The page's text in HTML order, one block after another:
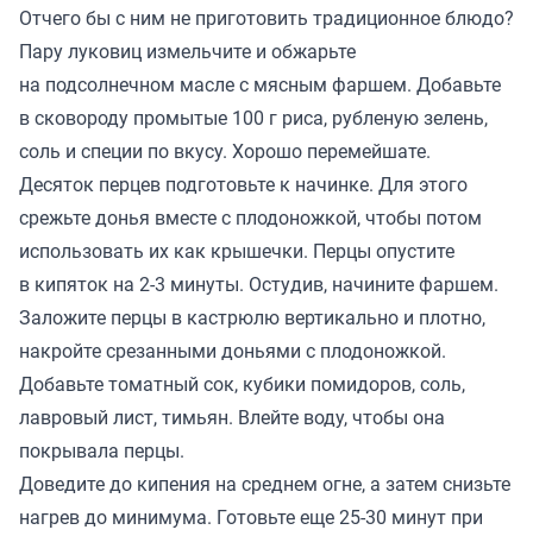
Отчего бы с ним не приготовить традиционное блюдо?
Пару луковиц измельчите и обжарьте
на подсолнечном масле с мясным фаршем. Добавьте
в сковороду промытые 100 г риса, рубленую зелень,
соль и специи по вкусу. Хорошо перемейшате.
Десяток перцев подготовьте к начинке. Для этого
срежьте донья вместе с плодоножкой, чтобы потом
использовать их как крышечки. Перцы опустите
в кипяток на 2-3 минуты. Остудив, начините фаршем.
Заложите перцы в кастрюлю вертикально и плотно,
накройте срезанными доньями с плодоножкой.
Добавьте томатный сок, кубики помидоров, соль,
лавровый лист, тимьян. Влейте воду, чтобы она
покрывала перцы.
Доведите до кипения на среднем огне, а затем снизьте
нагрев до минимума. Готовьте еще 25-30 минут при